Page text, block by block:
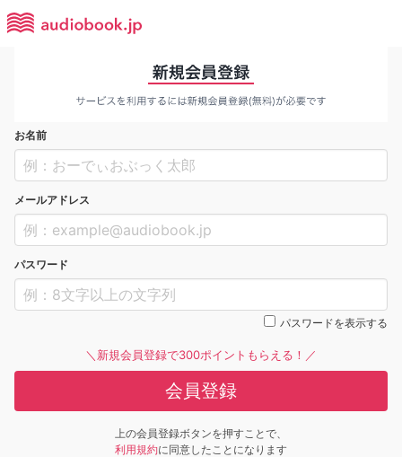
お名前
メールアドレス
パスワード
パスワードを表示する
＼新規会員登録で300ポイントもらえる！／
会員登録
上の会員登録ボタンを押すことで、
利用規約に同意したことになります